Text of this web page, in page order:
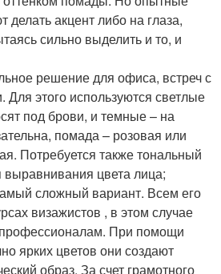
делать акцент либо на глаза,
сильно выделить и то, и
решение для офиса, встреч с
Для этого используются светлые
под брови, и темные – на
помада – розовая или
Потребуется также тональный
выравнивания цвета лица;
сложный вариант. Всем его
визажистов , в этом случае
При помощи
ярких цветов они создают
образ. За счет грамотного